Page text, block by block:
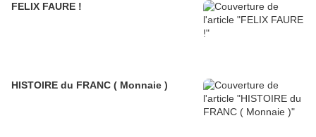
FELIX FAURE !
HISTOIRE du FRANC ( Monnaie )